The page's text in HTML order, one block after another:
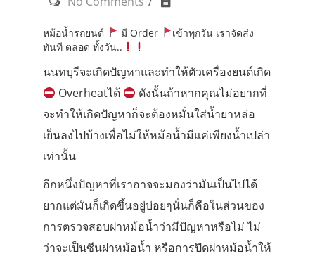
หม้อน้ำรถยนต์ มี Order
เข้าทุกวัน เราจัดส่ง
ทันที ตลอด ทั้งวัน..
นนทบุรีจะเกิดปัญหาและทำให้ตัวเครื่องยนต์เกิด
Overheatได้
ดังนั้นถ้าหากคุณไม่อยากที่
จะทำให้เกิดปัญหาก็จะต้องหมั่นใส่น้ำยาหล่อ
เย็นลงไปบ้างเพื่อไม่ให้หม้อน้ำมีแค่เพียงน้ำเปล่า
เท่านั้น
อีกหนึ่งปัญหาที่เราอาจจะมองว่ามันเป็นไปได้
ยากแต่มันก็เกิดขึ้นอยู่บ่อยๆนั่นก็คือในส่วนของ
การตรวจสอบฝาหม้อน้ำว่ามีปัญหาหรือไม่ ไม่
ว่าจะเป็นซีนฝาหม้อน้ำ หรือการปิดฝาหม้อน้ำให้